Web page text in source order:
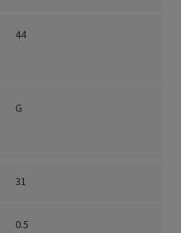
44
G
31
0.5